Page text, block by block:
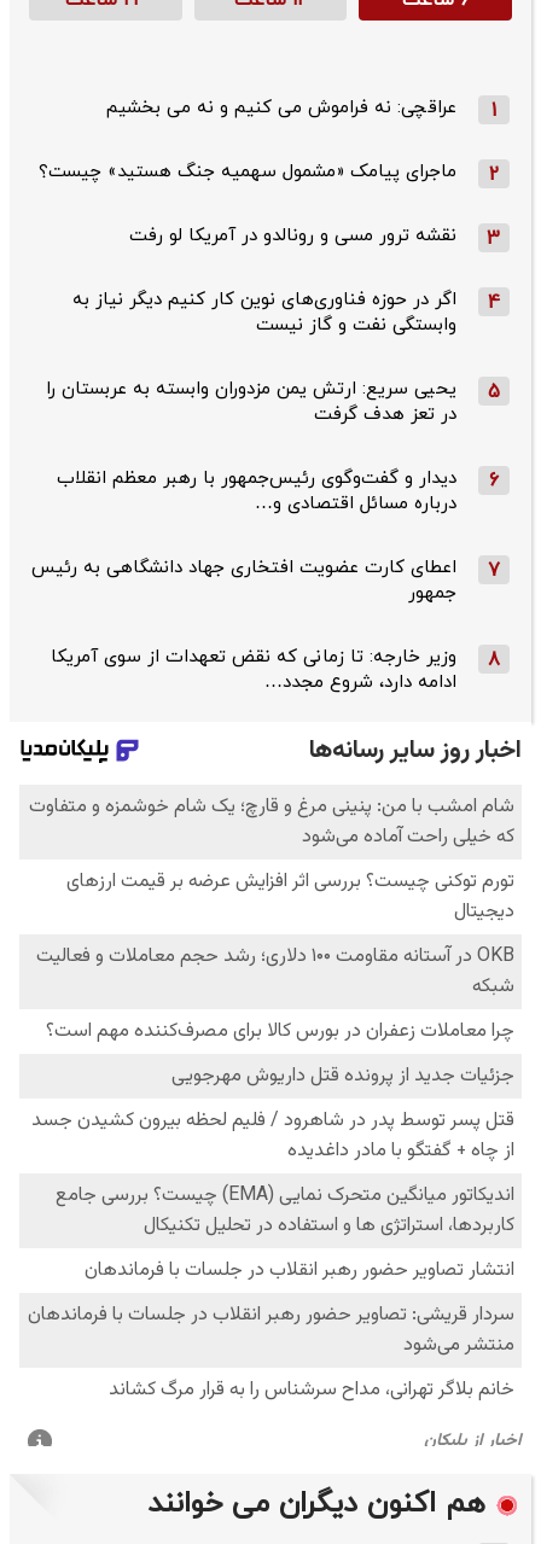
1 عراقچی: نه فراموش می کنیم و نه می بخشیم
2 ماجرای پیامک «مشمول سهمیه جنگ هستید» چیست؟
3 نقشه ترور مسی و رونالدو در آمریکا لو رفت
4
اگر در حوزه فناوری‌های نوین کار کنیم دیگر نیاز به
وابستگی نفت و گاز نیست
5
یحیی سریع: ارتش یمن مزدوران وابسته به عربستان را
در تعز هدف گرفت
6
دیدار و گفت‌وگوی رئیس‌جمهور با رهبر معظم انقلاب
درباره مسائل اقتصادی و…
7
اعطای کارت عضویت افتخاری جهاد دانشگاهی به رئیس‌
جمهور
8
وزیر خارجه: تا زمانی که نقض تعهدات از سوی آمریکا
ادامه دارد، شروع مجدد…
هم اکنون دیگران می خوانند